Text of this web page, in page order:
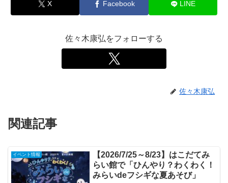
X Facebook LINE
佐々木康弘をフォローする
佐々木康弘
関連記事
イベント情報
【2026/7/25～8/23】はこだてみ
らい館で「ひんやり？わくわく！
みらいdeフシギな夏あそび」